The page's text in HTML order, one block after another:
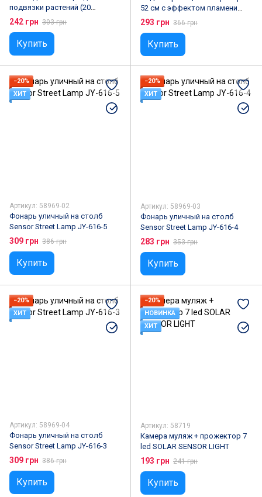
подвязки растений (20
мотков)
242 грн 303 грн
Купить
52 см с эффектом пламени
Solar flame led light sensor
activate
293 грн 366 грн
Купить
−20%
ХИТ
Артикул: 58969-02
Фонарь уличный на столб
Sensor Street Lamp JY-616-5
309 грн 386 грн
Купить
−20%
ХИТ
Артикул: 58969-03
Фонарь уличный на столб
Sensor Street Lamp JY-616-4
283 грн 353 грн
Купить
−20%
ХИТ
Артикул: 58969-04
Фонарь уличный на столб
Sensor Street Lamp JY-616-3
309 грн 386 грн
Купить
−20%
НОВИНКА
ХИТ
Артикул: 58719
Камера муляж + прожектор 7
led SOLAR SENSOR LIGHT
193 грн 241 грн
Купить